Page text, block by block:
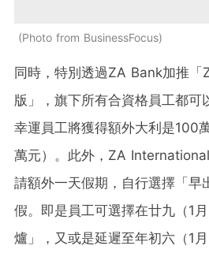
Photo from BusinessFocus
同時，特別透過ZA Bank加推「
版」，旗下所有合資格員工都可
幸運員工將獲得額外大利是100
萬元）。此外，ZA
請額外一天假期，自行選擇「早
假。即是員工可選擇在廿九（1
爐」，又或是延遲至年初六（1